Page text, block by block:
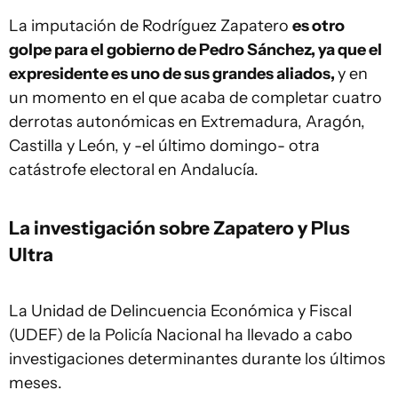
La imputación de Rodríguez Zapatero es otro
golpe para el gobierno de Pedro Sánchez, ya que el
expresidente es uno de sus grandes aliados,y en
un momento en el que acaba de completar cuatro
derrotas autonómicas en Extremadura, Aragón,
Castilla y León, y -el último domingo- otra
catástrofe electoral en Andalucía.
La investigación sobre Zapatero y Plus
Ultra
La Unidad de Delincuencia Económica y Fiscal
(UDEF) de la Policía Nacional ha llevado a cabo
investigaciones determinantes durante los últimos
meses.